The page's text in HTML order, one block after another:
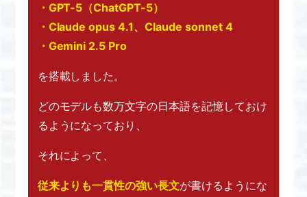
・GPT-5（ChatGPT-5）
・Claude opus 4.1、Claude sonnet 4
・Gemini 2.5 Pro
を搭載しました。
どのモデルも数万文字の日本語を記憶しておけ
るようになっており、
それによって、
従来よりも一貫性の強い長文が書けるようにな